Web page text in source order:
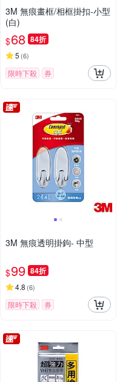
3M 無痕畫框/相框掛扣-小型
(白)
$68 84折
5 (6)
限時下殺 券
3M 無痕透明掛鉤- 中型
$99 84折
4.8 (6)
限時下殺 券